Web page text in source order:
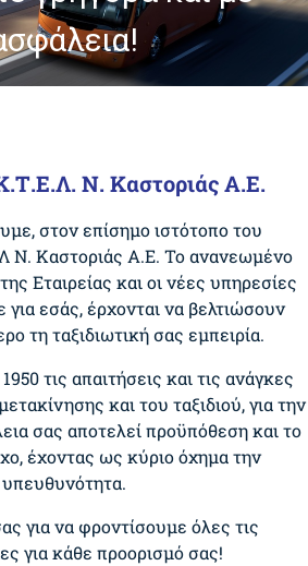
Ν. Καστοριάς Α.Ε.
στον επίσημο ιστότοπο του
Ν. Καστοριάς Α.Ε. Το ανανεωμένο
Εταιρείας και οι νέες υπηρεσίες
εσάς, έρχονται να βελτιώσουν
τη ταξιδιωτική σας εμπειρία.
τις απαιτήσεις και τις ανάγκες
και του ταξιδιού, για την
σας αποτελεί προϋπόθεση και το
έχοντας ως κύριο όχημα την
υπευθυνότητα.
για να φροντίσουμε όλες τις
για κάθε προορισμό σας!